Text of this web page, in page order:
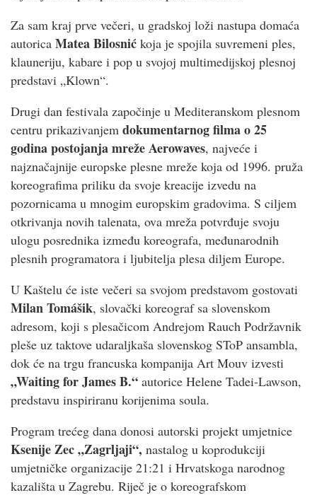
Za sam kraj prve večeri, u gradskoj loži nastupa domaća
autorica Matea Bilosnić koja je spojila suvremeni ples,
klauneriju, kabare i pop u svojoj multimedijskoj plesnoj
predstavi „Klown“.
Drugi dan festivala započinje u Mediteranskom plesnom
centru prikazivanjem dokumentarnog filma o 25
godina postojanja mreže Aerowaves, najveće i
najznačajnije europske plesne mreže koja od 1996. pruža
koreografima priliku da svoje kreacije izvedu na
pozornicama u mnogim europskim gradovima. S ciljem
otkrivanja novih talenata, ova mreža potvrđuje svoju
ulogu posrednika između koreografa, međunarodnih
plesnih programatora i ljubitelja plesa diljem Europe.
U Kaštelu će iste večeri sa svojom predstavom gostovati
Milan Tomášik, slovački koreograf sa slovenskom
adresom, koji s plesačicom Andrejom Rauch Podržavnik
pleše uz taktove udaraljkaša slovenskog SToP ansambla,
dok će na trgu francuska kompanija Art Mouv izvesti
„Waiting for James B.“ autorice Helene Tadei-Lawson,
predstavu inspiriranu korijenima soula.
Program trećeg dana donosi autorski projekt umjetnice
Ksenije Zec„Zagrljaji“, nastalog u koprodukciji
umjetničke organizacije 21:21 i Hrvatskoga narodnog
kazališta u Zagrebu. Riječ je o koreografskom